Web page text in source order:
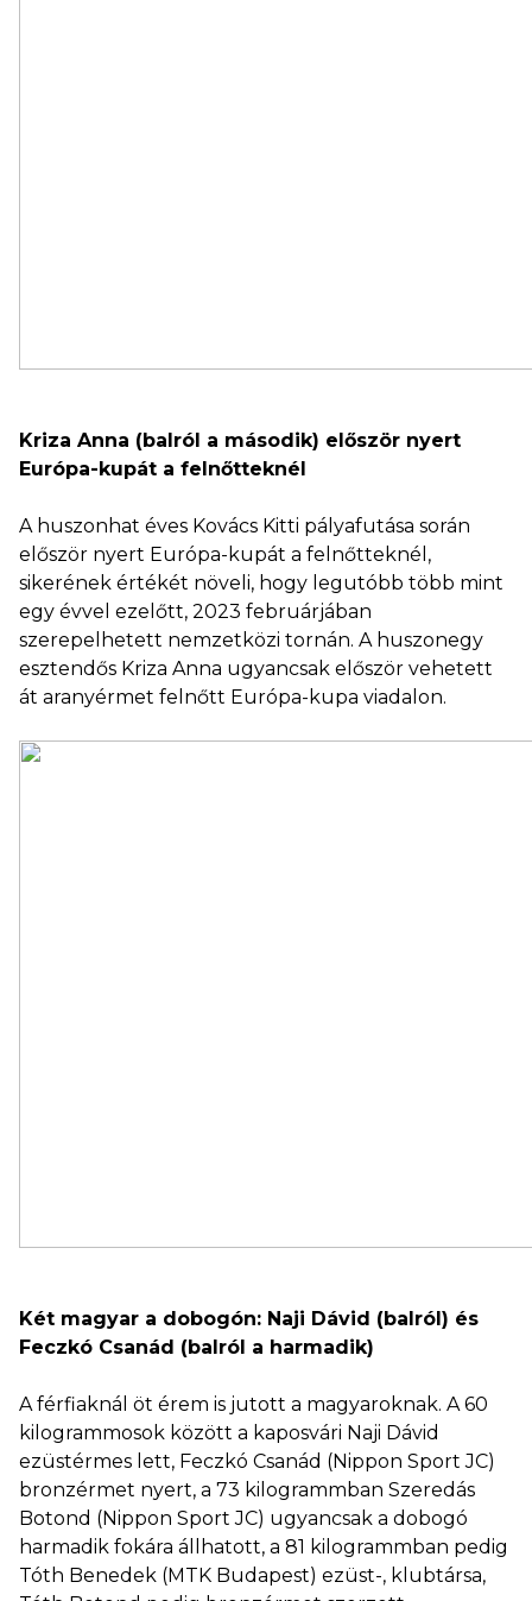
Kriza Anna (balról a második) először nyert
Európa-kupát a felnőtteknél
A huszonhat éves Kovács Kitti pályafutása során
először nyert Európa-kupát a felnőtteknél,
sikerének értékét növeli, hogy legutóbb több mint
egy évvel ezelőtt, 2023 februárjában
szerepelhetett nemzetközi tornán. A huszonegy
esztendős Kriza Anna ugyancsak először vehetett
át aranyérmet felnőtt Európa-kupa viadalon.
Két magyar a dobogón: Naji Dávid (balról) és
Feczkó Csanád (balról a harmadik)
A férfiaknál öt érem is jutott a magyaroknak. A 60
kilogrammosok között a kaposvári Naji Dávid
ezüstérmes lett, Feczkó Csanád (Nippon Sport JC)
bronzérmet nyert, a 73 kilogrammban Szeredás
Botond (Nippon Sport JC) ugyancsak a dobogó
harmadik fokára állhatott, a 81 kilogrammban pedig
Tóth Benedek (MTK Budapest) ezüst-, klubtársa,